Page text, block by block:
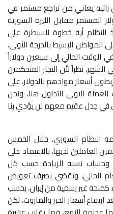
يعاني من تراجع مستمر في
المستمر مقابل الليرة السورية
النظام أية خطوة للسيطرة على
البسيط بالدرجة الأولى،
الوقت الحالي إلى سبعين دولاراً
نظراً لأن التجار المتحكمين
أسعار موادهم بالدولار، على
الاولى للتداول هنا، ونحن
في جدل عقيم معهم لن يؤدي بنا
النظام السوري، خلال الخمس
العاملين لديها، بالاعتماد على
وحساب نسبة الزيادة حسب كل
الحالي، وتقضي بصرف تعويض
سورية، جاء كمنحة غير رسمية من إيران، بحسب
أسعار الخبز والمازوت، لكن